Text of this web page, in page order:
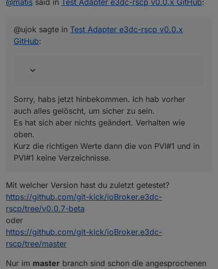
gelöscht, um sicher zu sein.
Es hat sich aber nichts geändert. Verhalten wie oben.
Kurz die richtigen Werte dann die von PVI#1 und in PVI#1
@ujok sagte in Test Adapter e3dc-rscp v0.0.x
GitHub:
Sorry, habs jetzt hinbekommen. Ich hab vorher
auch alles gelöscht, um sicher zu sein.
Es hat sich aber nichts geändert. Verhalten wie
oben.
Kurz die richtigen Werte dann die von PVI#1 und in
PVI#1 keine Verzeichnisse.
Mit welcher Version hast du zuletzt getestet?
https://github.com/git-kick/ioBroker.e3dc-
rscp/tree/v0.0.7-beta
oder
https://github.com/git-kick/ioBroker.e3dc-
rscp/tree/master
Nur im master branch sind schon die angesprochenen